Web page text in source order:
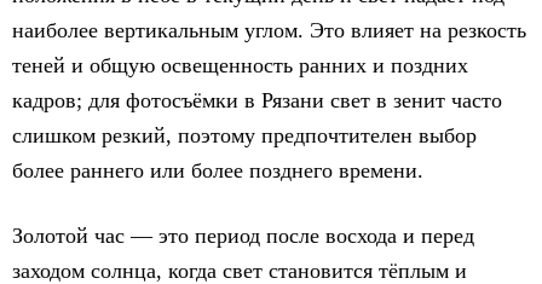
наиболее вертикальным углом. Это влияет на резкость
теней и общую освещенность ранних и поздних
кадров; для фотосъёмки в Рязани свет в зенит часто
слишком резкий, поэтому предпочтителен выбор
более раннего или более позднего времени.
Золотой час — это период после восхода и перед
заходом солнца, когда свет становится тёплым и